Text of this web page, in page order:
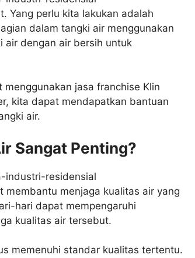
Yang perlu kita lakukan adalah
dalam tangki air menggunakan
air dengan air bersih untuk
jasa franchise Klin
kita dapat mendapatkan bantuan
air.
Sangat Penting?
menjaga kualitas air yang
hari dapat mempengaruhi
kualitas air tersebut.
memenuhi standar kualitas tertentu.